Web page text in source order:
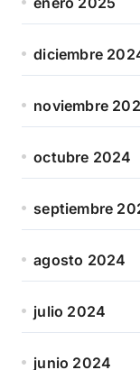
diciembre
noviembre
octubre 2024
septiembre
agosto 2024
julio 2024
junio 2024